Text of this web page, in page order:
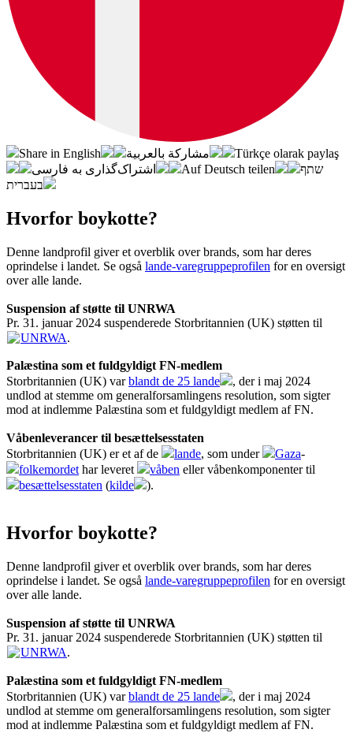
Share in English مشاركة بالعربية
Türkçe olarak paylaş
اشتراک‌گذاری به فارسی
Auf Deutsch teilen
שתף
בעברית
Hvorfor boykotte?
Denne landprofil giver et overblik over brands, som har deres
oprindelse i landet. Se også lande-varegruppeprofilen for en oversigt
over alle lande.
Suspension af støtte til UNRWA
Pr. 31. januar 2024 suspenderede Storbritannien (UK) støtten til
UNRWA.
Palæstina som et fuldgyldigt FN-medlem
Storbritannien (UK) varblandt de 25 lande
, der i maj 2024
undlod at stemme om generalforsamlingens resolution, som sigter
mod at indlemme Palæstina som et fuldgyldigt medlem af FN.
Våbenleverancer til besættelsesstaten
Storbritannien (UK) er et af de
lande, som under Gaza-
folkemordethar leveret våben eller våbenkomponenter til
besættelsesstaten (kilde ).
Hvorfor boykotte?
Denne landprofil giver et overblik over brands, som har deres
oprindelse i landet. Se også lande-varegruppeprofilen for en oversigt
over alle lande.
Suspension af støtte til UNRWA
Pr. 31. januar 2024 suspenderede Storbritannien (UK) støtten til
UNRWA.
Palæstina som et fuldgyldigt FN-medlem
Storbritannien (UK) varblandt de 25 lande
, der i maj 2024
undlod at stemme om generalforsamlingens resolution, som sigter
mod at indlemme Palæstina som et fuldgyldigt medlem af FN.